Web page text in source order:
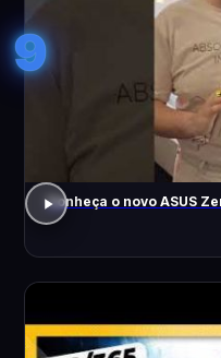
9
Conheça o novo ASUS